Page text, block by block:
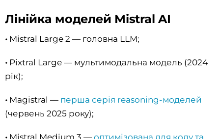
Лінійка моделей Mistral AI
• Mistral Large 2 — головна LLM;
• Pixtral Large — мультимодальна модель (2024
рік);
• Magistral — перша серія reasoning-моделей
(червень 2025 року);
• Mistral Medium 3 — оптимізована для коду та